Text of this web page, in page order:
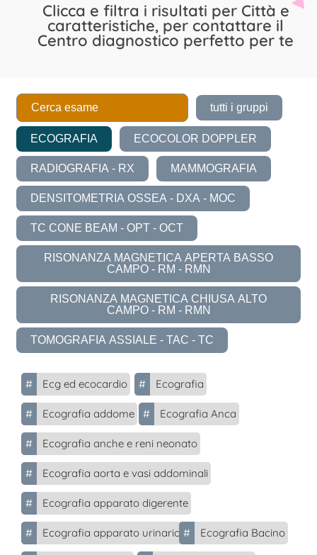
Clicca e filtra i risultati per Città e
caratteristiche, per contattare il
Centro diagnostico perfetto per te
tutti i gruppi
ECOGRAFIA ECOCOLOR DOPPLER
RADIOGRAFIA - RX MAMMOGRAFIA
DENSITOMETRIA OSSEA - DXA - MOC
TC CONE BEAM - OPT - OCT
RISONANZA MAGNETICA APERTA BASSO
CAMPO - RM - RMN
RISONANZA MAGNETICA CHIUSA ALTO
CAMPO - RM - RMN
TOMOGRAFIA ASSIALE - TAC - TC
# Ecg ed ecocardio # Ecografia
# Ecografia addome # Ecografia Anca
# Ecografia anche e reni neonato
# Ecografia aorta e vasi addominali
# Ecografia apparato digerente
# Ecografia apparato urinario # Ecografia Bacino